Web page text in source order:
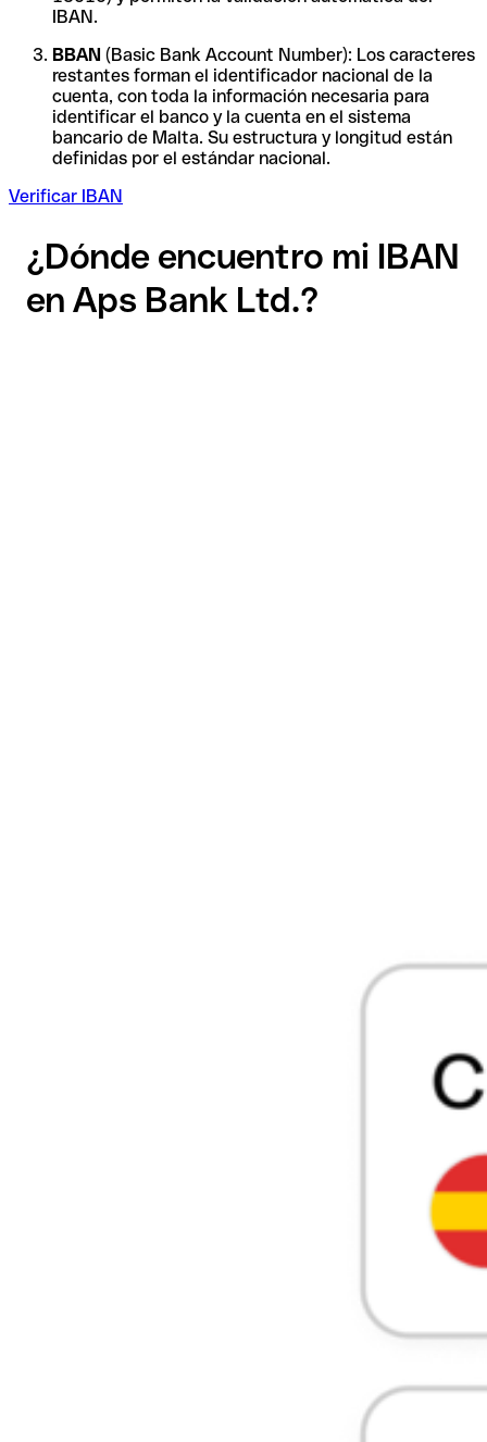
IBAN.
BBAN (Basic Bank Account Number): Los caracteres
restantes forman el identificador nacional de la
cuenta, con toda la información necesaria para
identificar el banco y la cuenta en el sistema
bancario de Malta. Su estructura y longitud están
definidas por el estándar nacional.
Verificar IBAN
¿Dónde encuentro mi IBAN
en Aps Bank Ltd.?